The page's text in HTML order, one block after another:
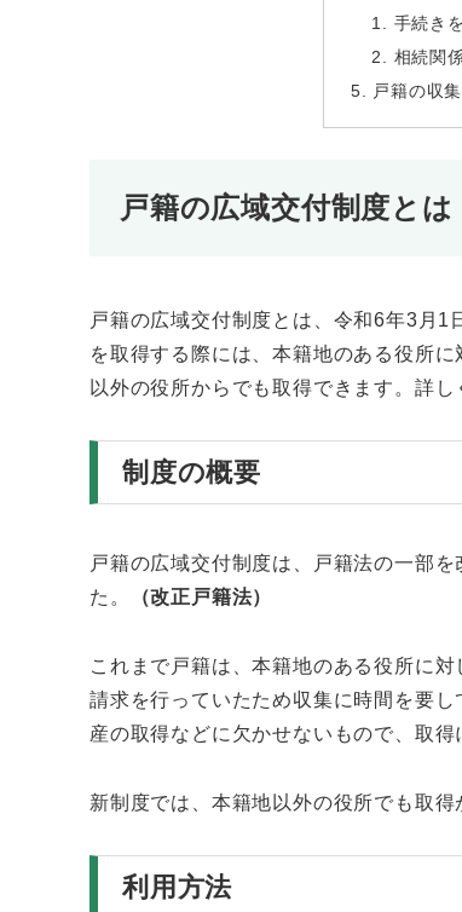
手続き
相続関
戸籍の収
戸籍の広域交付制度とは
戸籍の広域交付制度とは、令和6年3月
を取得する際には、本籍地のある役所
以外の役所からでも取得できます。詳し
制度の概要
戸籍の広域交付制度は、戸籍法の一部
た。
（改正戸籍法）
これまで戸籍は、本籍地のある役所に
請求を行っていたため収集に時間を要
産の取得などに欠かせないもので、取
新制度では、本籍地以外の役所でも取
利用方法